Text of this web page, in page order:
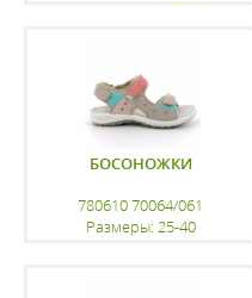
БОСОНОЖКИ
780610 70064/061
Размеры: 25-40